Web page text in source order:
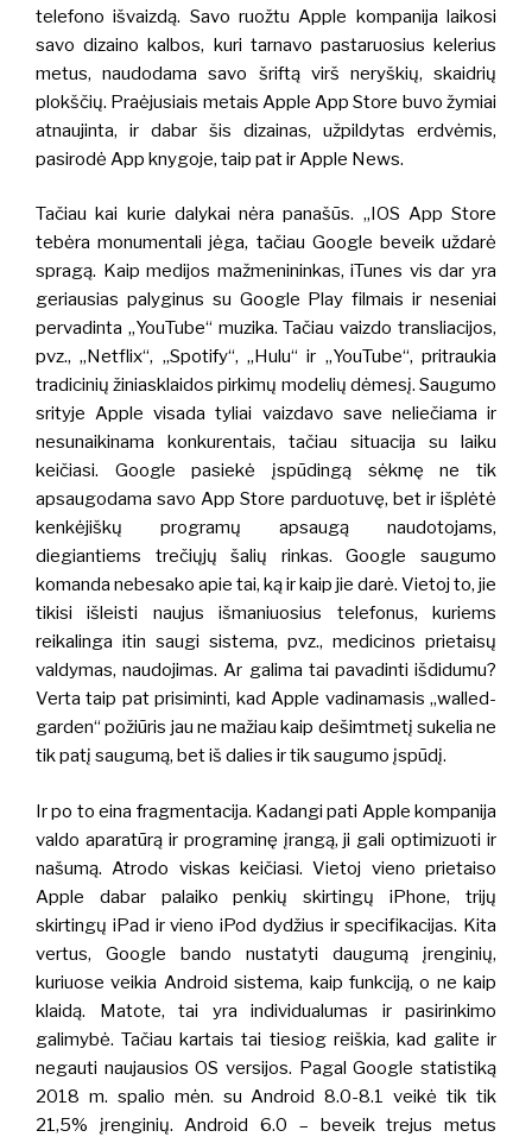
telefono išvaizdą. Savo ruožtu Apple kompanija laikosi
savo dizaino kalbos, kuri tarnavo pastaruosius kelerius
metus, naudodama savo šriftą virš neryškių, skaidrių
plokščių. Praėjusiais metais Apple App Store buvo žymiai
atnaujinta, ir dabar šis dizainas, užpildytas erdvėmis,
pasirodė App knygoje, taip pat ir Apple News.
Tačiau kai kurie dalykai nėra panašūs. „IOS App Store
tebėra monumentali jėga, tačiau Google beveik uždarė
spragą. Kaip medijos mažmenininkas, iTunes vis dar yra
geriausias palyginus su Google Play filmais ir neseniai
pervadinta „YouTube“ muzika. Tačiau vaizdo transliacijos,
pvz., „Netflix“, „Spotify“, „Hulu“ ir „YouTube“, pritraukia
tradicinių žiniasklaidos pirkimų modelių dėmesį. Saugumo
srityje Apple visada tyliai vaizdavo save neliečiama ir
nesunaikinama konkurentais, tačiau situacija su laiku
keičiasi. Google pasiekė įspūdingą sėkmę ne tik
apsaugodama savo App Store parduotuvę, bet ir išplėtė
kenkėjiškų programų apsaugą naudotojams,
diegiantiems trečiųjų šalių rinkas.
Google saugumo
komanda nebesako apie tai, ką ir kaip jie darė. Vietoj to, jie
tikisi išleisti naujus išmaniuosius telefonus, kuriems
reikalinga itin saugi sistema, pvz., medicinos prietaisų
valdymas, naudojimas. Ar galima tai pavadinti išdidumu?
Verta taip pat prisiminti, kad Apple vadinamasis „walled-
garden“ požiūris jau ne mažiau kaip dešimtmetį sukelia ne
tik patį saugumą, bet iš dalies ir tik saugumo įspūdį.
Ir po to eina fragmentacija. Kadangi pati Apple kompanija
valdo aparatūrą ir programinę įrangą, ji gali optimizuoti ir
našumą. Atrodo viskas keičiasi. Vietoj vieno prietaiso
Apple dabar palaiko penkių skirtingų iPhone, trijų
skirtingų iPad ir vieno iPod dydžius ir specifikacijas. Kita
vertus, Google bando nustatyti daugumą įrenginių,
kuriuose veikia Android sistema, kaip funkciją, o ne kaip
klaidą. Matote, tai yra individualumas ir pasirinkimo
galimybė. Tačiau kartais tai tiesiog reiškia, kad galite ir
negauti naujausios OS versijos. Pagal Google statistiką
2018 m. spalio mėn. su Android 8.0-8.1 veikė tik tik
21,5% įrenginių. Android 6.0 – beveik trejus metus